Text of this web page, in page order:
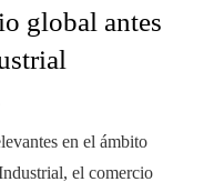
global antes
en el ámbito
el comercio